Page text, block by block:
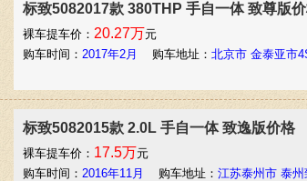
标致5082017款 380THP 手自一体 致尊版
裸车提车价： 20.27万元
购车时间： 2017年2月 购车地址： 北京市 金泰亚市
标致5082015款 2.0L 手自一体 致逸版价格
裸车提车价： 17.5万元
购车时间： 2016年11月 购车地址： 江苏泰州市 泰